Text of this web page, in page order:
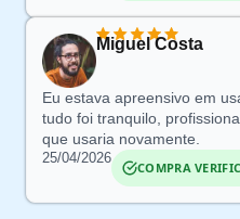
Miguel Costa
Eu estava apreensivo em
tudo foi tranquilo,
que usaria novamente.
25/04/2026
COMPRA